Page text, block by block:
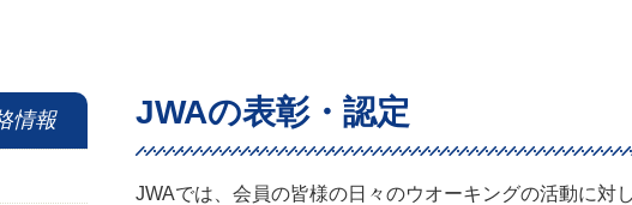
JWAの表彰・認定
JWAでは、会員の皆様の日々のウオーキングの活動に対
情報